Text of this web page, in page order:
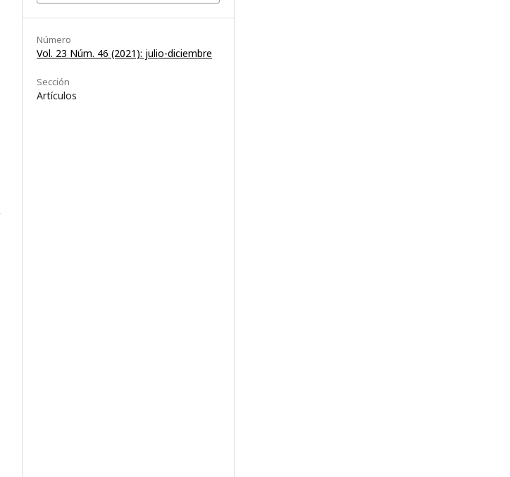
Número
Vol. 23 Núm. 46 (2021): julio-diciembre
Sección
Artículos